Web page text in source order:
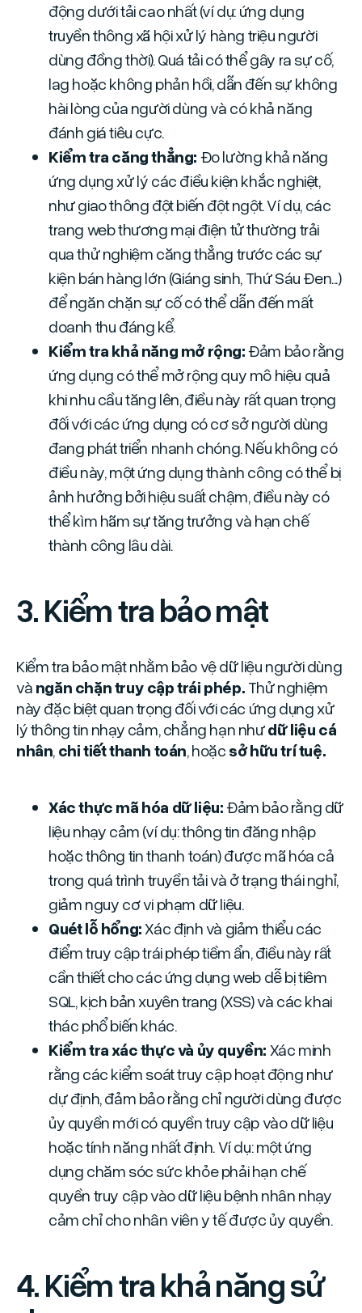
động dưới tải cao nhất (ví dụ: ứng dụng
truyền thông xã hội xử lý hàng triệu người
dùng đồng thời). Quá tải có thể gây ra sự cố,
lag hoặc không phản hồi, dẫn đến sự không
hài lòng của người dùng và có khả năng
đánh giá tiêu cực.
Kiểm tra căng thẳng: Đo lường khả năng
ứng dụng xử lý các điều kiện khắc nghiệt,
như giao thông đột biến đột ngột. Ví dụ, các
trang web thương mại điện tử thường trải
qua thử nghiệm căng thẳng trước các sự
kiện bán hàng lớn (Giáng sinh, Thứ Sáu Đen...)
để ngăn chặn sự cố có thể dẫn đến mất
doanh thu đáng kể.
Kiểm tra khả năng mở rộng:Đảm bảo rằng
ứng dụng có thể mở rộng quy mô hiệu quả
khi nhu cầu tăng lên, điều này rất quan trọng
đối với các ứng dụng có cơ sở người dùng
đang phát triển nhanh chóng. Nếu không có
điều này, một ứng dụng thành công có thể bị
ảnh hưởng bởi hiệu suất chậm, điều này có
thể kìm hãm sự tăng trưởng và hạn chế
thành công lâu dài.
3. Kiểm tra bảo mật
Kiểm tra bảo mật nhằm bảo vệ dữ liệu người dùng
và ngăn chặn truy cập trái phép. Thử nghiệm
này đặc biệt quan trọng đối với các ứng dụng xử
lý thông tin nhạy cảm, chẳng hạn nhưdữ liệu cá
nhân, chi tiết thanh toán, hoặc sở hữu trí tuệ.
Xác thực mã hóa dữ liệu:Đảm bảo rằng dữ
liệu nhạy cảm (ví dụ: thông tin đăng nhập
hoặc thông tin thanh toán) được mã hóa cả
trong quá trình truyền tải và ở trạng thái nghỉ,
giảm nguy cơ vi phạm dữ liệu.
Quét lỗ hổng:Xác định và giảm thiểu các
điểm truy cập trái phép tiềm ẩn, điều này rất
cần thiết cho các ứng dụng web dễ bị tiêm
SQL, kịch bản xuyên trang (XSS) và các khai
thác phổ biến khác.
Kiểm tra xác thực và ủy quyền: Xác minh
rằng các kiểm soát truy cập hoạt động như
dự định, đảm bảo rằng chỉ người dùng được
ủy quyền mới có quyền truy cập vào dữ liệu
hoặc tính năng nhất định. Ví dụ: một ứng
dụng chăm sóc sức khỏe phải hạn chế
quyền truy cập vào dữ liệu bệnh nhân nhạy
cảm chỉ cho nhân viên y tế được ủy quyền.
4. Kiểm tra khả năng sử